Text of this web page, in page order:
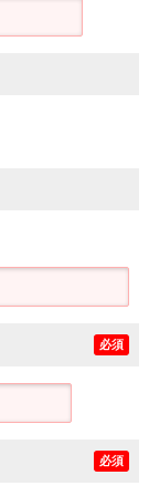
必須
必須